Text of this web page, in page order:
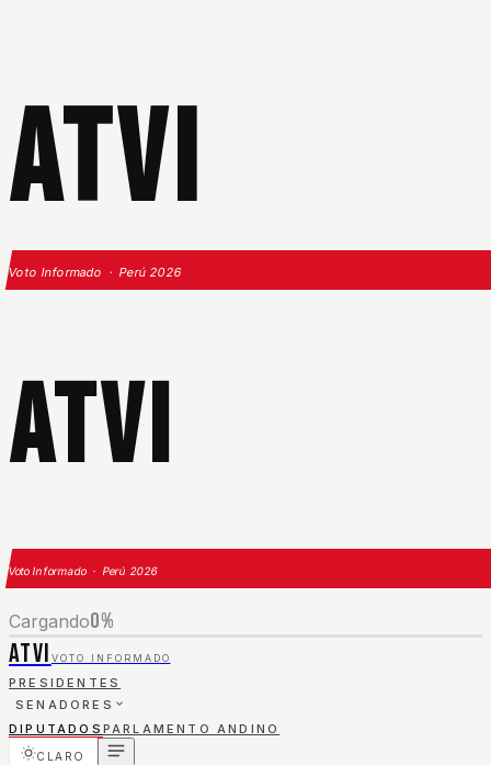
ATVI
Voto Informado · Perú 2026
ATVI
Voto Informado · Perú 2026
Cargando0%
ATVI VOTO INFORMADO
PRESIDENTES
SENADORES
DIPUTADOS PARLAMENTO ANDINO
CLARO